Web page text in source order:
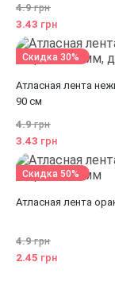
4.9грн
3.43 грн
Атласная лента
90 см
4.9грн
3.43 грн
Скидка 30%
Атласная лента
4.9грн
2.45 грн
Скидка 50%